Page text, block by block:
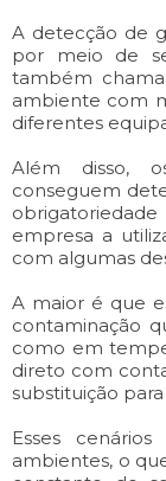
A detecção de
por meio de
também
ambiente com
diferentes
Além disso,
conseguem
empresa a
com algumas
A maior é que
contaminação
como em
direto com
substituição
Esses
ambientes, o